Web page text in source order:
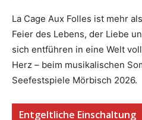
La Cage Aux Folles ist mehr
Feier des Lebens, der Liebe
sich entführen in eine Welt
Herz – beim musikalischen
Seefestspiele Mörbisch 2026.
Entgeltliche Einschaltung